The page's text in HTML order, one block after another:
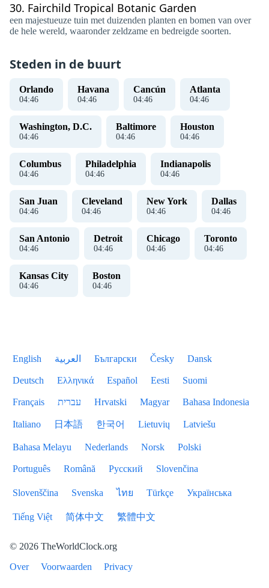
30. Fairchild Tropical Botanic Garden
een majestueuze tuin met duizenden planten en bomen van over
de hele wereld, waaronder zeldzame en bedreigde soorten.
Steden in de buurt
Orlando
04:47
Havana
04:47
Cancún
04:47
Atlanta
04:47
Washington, D.C.
04:47
Baltimore
04:47
Houston
04:47
Columbus
04:47
Philadelphia
04:47
Indianapolis
04:47
San Juan
04:47
Cleveland
04:47
New York
04:47
Dallas
04:47
San Antonio
04:47
Detroit
04:47
Chicago
04:47
Toronto
04:47
Kansas City
04:47
Boston
04:47
English العربية Български Česky Dansk
Deutsch Ελληνικά Español Eesti Suomi
Français עברית Hrvatski Magyar Bahasa Indonesia
Italiano 日本語 한국어 Lietuvių Latviešu
Bahasa Melayu Nederlands Norsk Polski
Português Română Русский Slovenčina
Slovenščina Svenska ไทย Türkçe Українська
Tiếng Việt 简体中文 繁體中文
© 2026 TheWorldClock.org
Over
Voorwaarden Privacy